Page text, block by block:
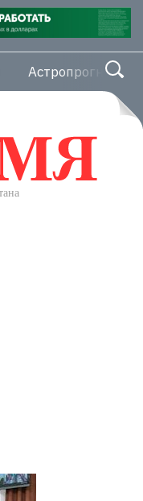
Астропрогноз